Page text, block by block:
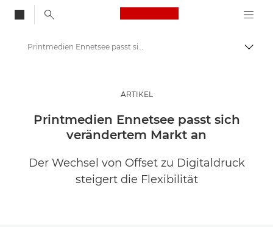
Canon Logo, back
Auf
Lösungen & Dienstleistungen
Business-Insights - B2B & Branchen-News
Anwenderberichte
Printmedien Ennetsee passt sich einem veränderten Markt an
ARTIKEL
Printmedien Ennetsee passt sich
verändertem Markt an
Der Wechsel von Offset zu Digitaldruck
steigert die Flexibilität